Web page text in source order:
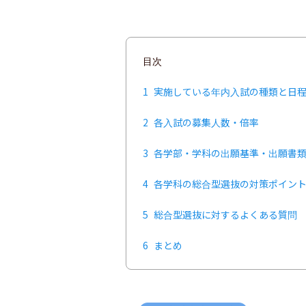
目次
1 実施している年内入試の種類と日
2 各入試の募集人数・倍率
3 各学部・学科の出願基準・出願書
4 各学科の総合型選抜の対策ポイント
5 総合型選抜に対するよくある質問
6 まとめ